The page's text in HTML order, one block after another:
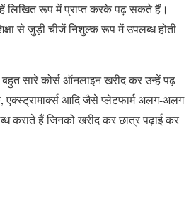
लिखित रूप में प्राप्त करके पढ़ सकते हैं।
से जुड़ी चीजें निशुल्क रूप में उपलब्ध होती
सारे कोर्स ऑनलाइन खरीद कर उन्हें पढ़
आदि जैसे प्लेटफार्म अलग-अलग
कराते हैं जिनको खरीद कर छात्र पढ़ाई कर